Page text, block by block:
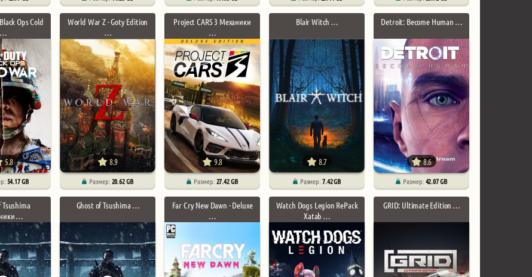
Ops Cold
…
5.8
54.17 GB
World War Z - Goty Edition
…
8.9
Размер:20.62 GB
Project CARS 3 Механики
…
9.8
Размер:27.42 GB
Blair Witch …
8.7
Размер:7.42 GB
Detroit: Become Human …
8.6
Размер:42.07 GB
…
Ghost of Tsushima …
Far Cry New Dawn - Deluxe
…
Watch Dogs Legion RePack
Xatab …
GRID: Ultimate Edition …